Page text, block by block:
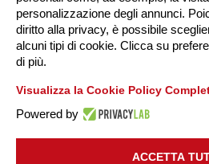
personalizzazione degli annunci.
diritto alla privacy, è possibile
alcuni tipi di cookie. Clicca su
di più.
Visualizza la Cookie Policy
Powered by
ACCETTA